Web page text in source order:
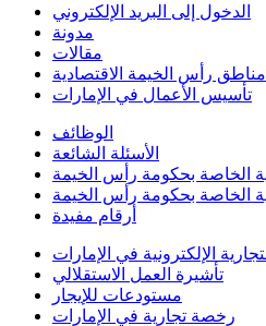
الدخول إلى البريد الإلكتروني
مدونة
مقالات
مناطق رأس الخيمة الاقتصادية
تأسيس الأعمال في الإمارات
الوظائف
الأسئلة الشائعة
الخاصة بحكومة رأس الخيمة
الخاصة بحكومة رأس الخيمة
أرقام مفيدة
الإلكترونية في الإمارات
تأشيرة العمل الاستقلالي
مستودعات للإيجار
رخصة تجارية في الإمارات